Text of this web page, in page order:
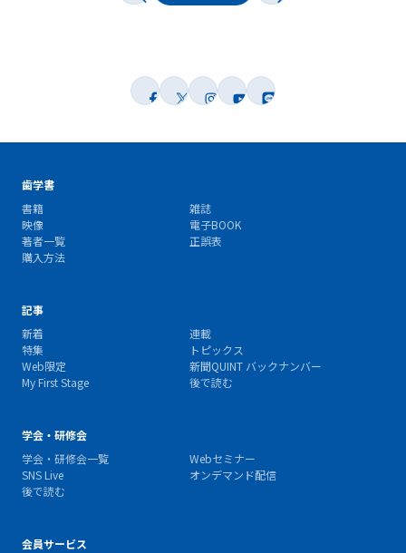
歯学書
書籍
雑誌
映像
電子BOOK
著者一覧
正誤表
購入方法
記事
新着
連載
特集
トピックス
Web限定
新聞QUINT バックナンバー
My First Stage
後で読む
学会・研修会
学会・研修会一覧
Webセミナー
SNS Live
オンデマンド配信
後で読む
会員サービス